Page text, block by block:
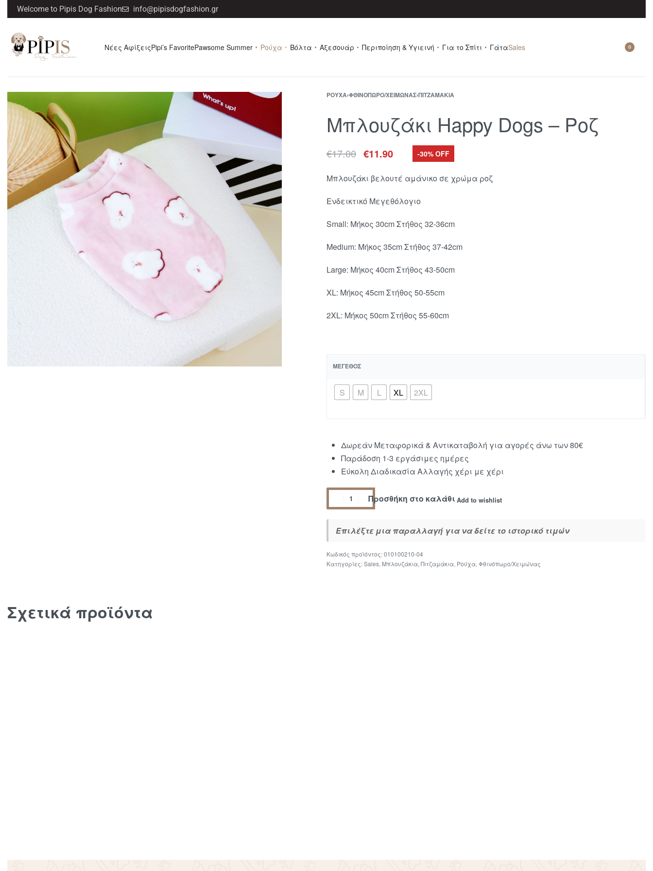
Welcome to Pipis Dog Fashion info@pipisdogfashion.gr
Νέες ΑφίξειςPipi’s FavoritePawsome Summer Ρούχα Βόλτα Αξεσουάρ Περιποίηση & Υγιεινή Για το Σπίτι ΓάταSales 0
ΡΟΎΧΑ›ΦΘΙΝΌΠΩΡΟ/ΧΕΙΜΏΝΑΣ›ΠΙΤΖΑΜΆΚΙΑ
Μπλουζάκι Happy Dogs – Ροζ
€17.00 €11.90 -30% OFF
Μπλουζάκι βελουτέ αμάνικο σε χρώμα ροζ
Ενδεικτικό Μεγεθόλογιο
Small: Μήκος 30cm Στήθος 32-36cm
Medium: Μήκος 35cm Στήθος 37-42cm
Large: Μήκος 40cm Στήθος 43-50cm
XL: Μήκος 45cm Στήθος 50-55cm
2XL: Mήκος 50cm Στήθος 55-60cm
ΜΈΓΕΘΟΣ
S M L XL 2XL
Δωρεάν Μεταφορικά & Αντικαταβολή για αγορές άνω των 80€
Παράδοση 1-3 εργάσιμες ημέρες
Εύκολη Διαδικασία Αλλαγής χέρι με χέρι
Προσθήκη στο καλάθι Add to wishlist
Επιλέξτε μια παραλλαγή για να δείτε το ιστορικό τιμών
010100210-04
Κατηγορίες:Sales, Μπλουζάκια, Πιτζαμάκια, Ρούχα, Φθινόπωρο/Χειμώνας
Σχετικά προϊόντα
Επιλογή